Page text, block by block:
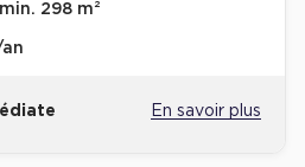
298 m²
En savoir plus